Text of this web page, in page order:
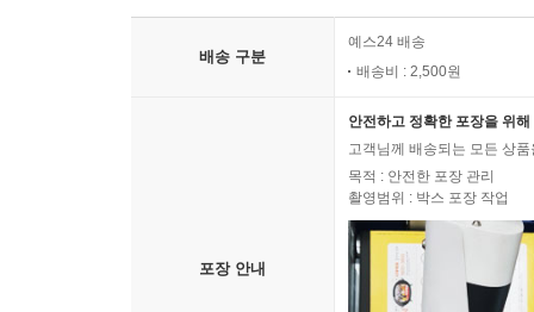
배송 구분
예스24 배송
배송비 : 2,500원
포장 안내
안전하고 정확한 포장을 위
고객님께 배송되는 모든 상
목적 : 안전한 포장 관리
촬영범위 : 박스 포장 작업